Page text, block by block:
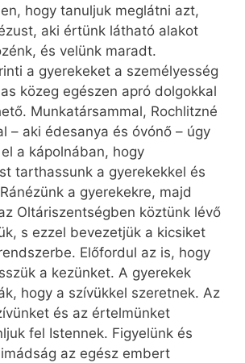
hogy tanuljuk meglátni azt,
aki értünk látható alakot
és velünk maradt.
a gyerekeket a személyesség
­közeg egészen apró dolgokkal
Munkatársammal, Rochlitzné
– aki édesanya és óvónő – úgy
a kápolnában, hogy
tarthassunk a gyerekekkel és
a gyerekekre, majd
Oltáriszentségben köztünk lévő
s ezzel bevezetjük a kicsiket
Előfordul az is, hogy
a kezünket. A gyerekek
hogy a szívükkel szeretnek. Az
és az értelmünket
fel Istennek. Figyelünk és
az egész embert